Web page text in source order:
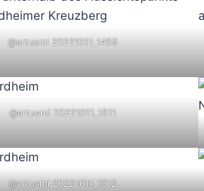
@artusmi 20221011_1459
@artusmi 20221011_1511
@artusmi 20221011_1512